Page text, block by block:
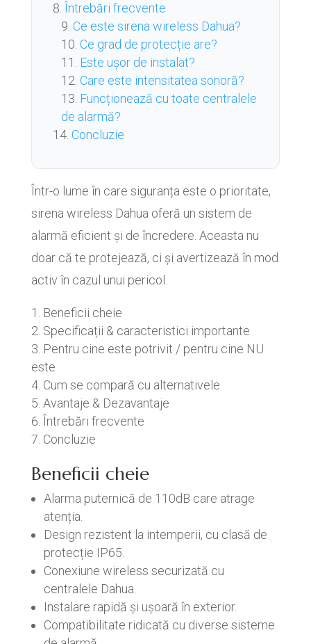
Întrebări frecvente
Ce este sirena wireless Dahua?
Ce grad de protecție are?
Este ușor de instalat?
Care este intensitatea sonoră?
Funcționează cu toate centralele
de alarmă?
Concluzie
Într-o lume în care siguranța este o prioritate,
sirena wireless Dahua oferă un sistem de
alarmă eficient și de încredere. Aceasta nu
doar că te protejează, ci și avertizează în mod
activ în cazul unui pericol.
Beneficii cheie
Specificații & caracteristici importante
Pentru cine este potrivit / pentru cine NU
este
Cum se compară cu alternativele
Avantaje & Dezavantaje
Întrebări frecvente
Concluzie
Beneficii cheie
Alarma puternică de 110dB care atrage
atenția.
Design rezistent la intemperii, cu clasă de
protecție IP65.
Conexiune wireless securizată cu
centralele Dahua.
Instalare rapidă și ușoară în exterior.
Compatibilitate ridicată cu diverse sisteme